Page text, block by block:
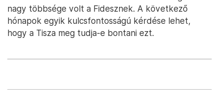
nagy többsége volt a Fidesznek. A következő
hónapok egyik kulcsfontosságú kérdése lehet,
hogy a Tisza meg tudja-e bontani ezt.